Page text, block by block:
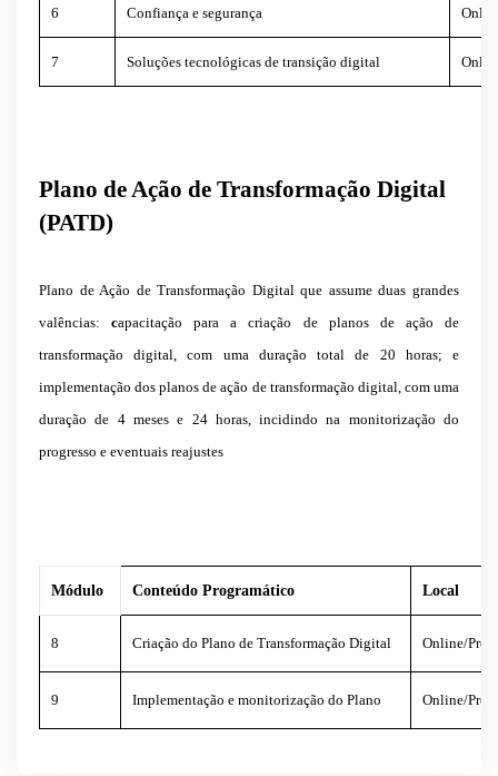
6 Confiança e segurança
7 Soluções tecnológicas de transição digital
Plano de Ação de Transformação Digital
(PATD)
Plano de Ação de Transformação Digital que assume duas grandes
valências:capacitação para a criação de planos de ação de
transformação digital, com uma duração total de 20 horas; e
implementação dos planos de ação de transformação digital, com uma
duração de 4 meses e 24 horas, incidindo na monitorização do
progresso e eventuais reajustes
Módulo Conteúdo Programático Local
8 Criação do Plano de Transformação Digital Online/
9 Implementação e monitorização do Plano Online/